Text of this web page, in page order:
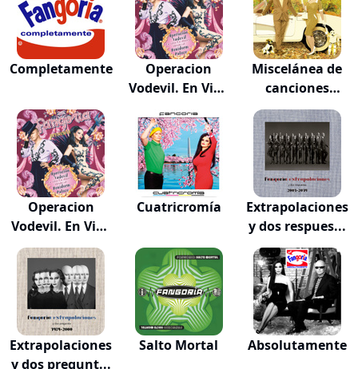
Completamente
Operacion
Vodevil. En Vivo
Miscelánea de
canciones
para...
Operacion
Vodevil. En Vivo
En...
Cuatricromía
Extrapolaciones
y dos respues...
Extrapolaciones
y dos pregunt...
Salto Mortal Absolutamente